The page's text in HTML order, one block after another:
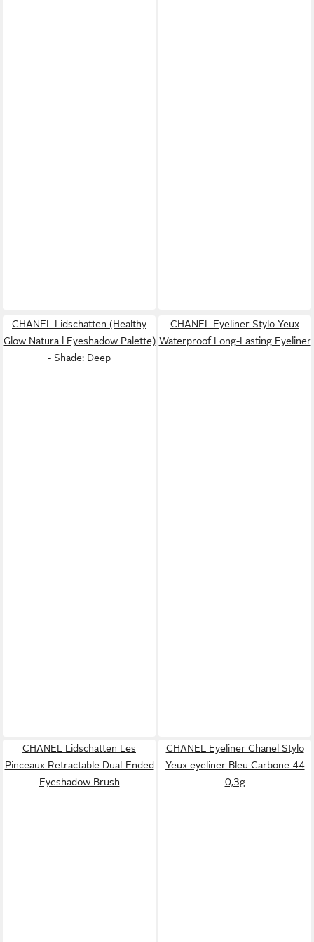
CHANEL Lidschatten (Healthy
Glow Natura l Eyeshadow Palette)
- Shade: Deep
CHANEL Eyeliner Stylo Yeux
Waterproof Long-Lasting Eyeliner
CHANEL Lidschatten Les
Pinceaux Retractable Dual-Ended
Eyeshadow Brush
CHANEL Eyeliner Chanel Stylo
Yeux eyeliner Bleu Carbone 44
0,3g